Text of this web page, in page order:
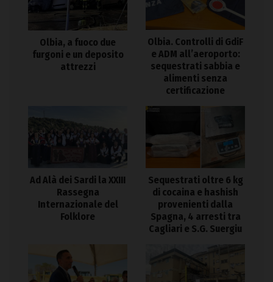
Olbia, a fuoco due
furgoni e un deposito
attrezzi
Olbia. Controlli di GdiF
e ADM all’aeroporto:
sequestrati sabbia e
alimenti senza
certificazione
Ad Alà dei Sardi la XXIII
Rassegna
Internazionale del
Folklore
Sequestrati oltre 6 kg
di cocaina e hashish
provenienti dalla
Spagna, 4 arresti tra
Cagliari e S.G. Suergiu